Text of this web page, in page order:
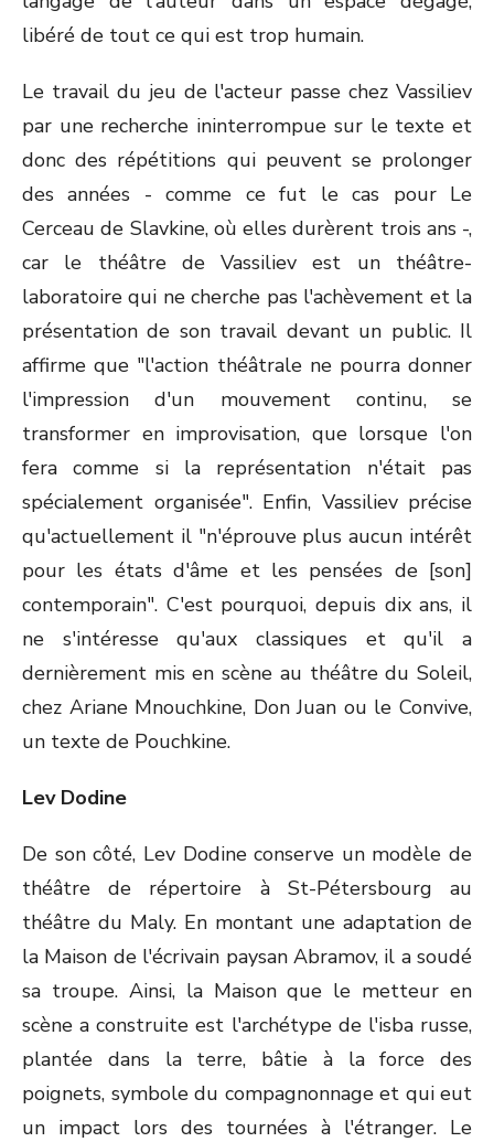
libéré de tout ce qui est trop humain.
Le travail du jeu de l'acteur passe chez Vassiliev
par une recherche ininterrompue sur le texte et
donc des répétitions qui peuvent se prolonger
des années - comme ce fut le cas pour Le
Cerceau de Slavkine, où elles durèrent trois ans -,
car le théâtre de Vassiliev est un théâtre-
laboratoire qui ne cherche pas l'achèvement et la
présentation de son travail devant un public. Il
affirme que "l'action théâtrale ne pourra donner
l'impression d'un mouvement continu, se
transformer en improvisation, que lorsque l'on
fera comme si la représentation n'était pas
spécialement organisée". Enfin, Vassiliev précise
qu'actuellement il "n'éprouve plus aucun intérêt
pour les états d'âme et les pensées de [son]
contemporain". C'est pourquoi, depuis dix ans, il
ne s'intéresse qu'aux classiques et qu'il a
dernièrement mis en scène au théâtre du Soleil,
chez Ariane Mnouchkine, Don Juan ou le Convive,
un texte de Pouchkine.
Lev Dodine
De son côté, Lev Dodine conserve un modèle de
théâtre de répertoire à St-Pétersbourg au
théâtre du Maly. En montant une adaptation de
la Maison de l'écrivain paysan Abramov, il a soudé
sa troupe. Ainsi, la Maison que le metteur en
scène a construite est l'archétype de l'isba russe,
plantée dans la terre, bâtie à la force des
poignets, symbole du compagnonnage et qui eut
un impact lors des tournées à l'étranger. Le